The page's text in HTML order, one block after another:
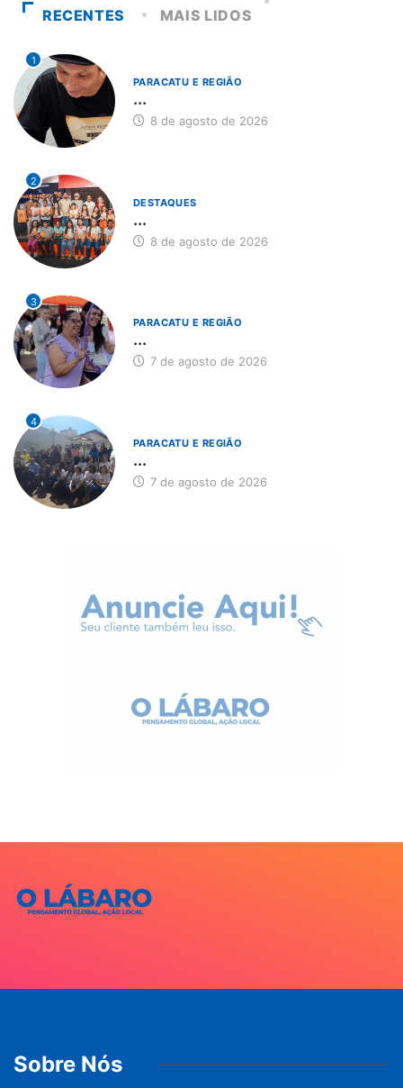
RECENTES MAIS LIDOS
1
PARACATU E REGIÃO
...
8 de agosto de 2026
2
DESTAQUES
...
8 de agosto de 2026
3
PARACATU E REGIÃO
...
7 de agosto de 2026
4
PARACATU E REGIÃO
...
7 de agosto de 2026
Sobre Nós